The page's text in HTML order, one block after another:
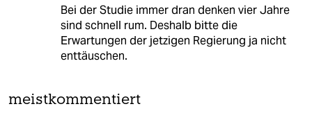
Bei der Studie immer dran denken vier Jahre
sind schnell rum. Deshalb bitte die
Erwartungen der jetzigen Regierung ja nicht
enttäuschen.
meistkommentiert